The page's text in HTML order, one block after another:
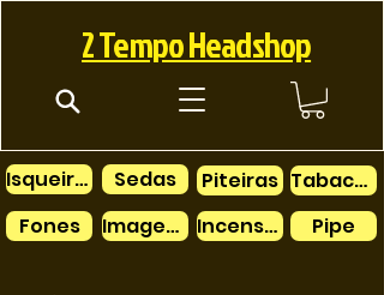
2 Tempo Headshop
Isqueiros
Fones
Sedas
Imagens
Piteiras
Tabacos
Incensos
Pipe